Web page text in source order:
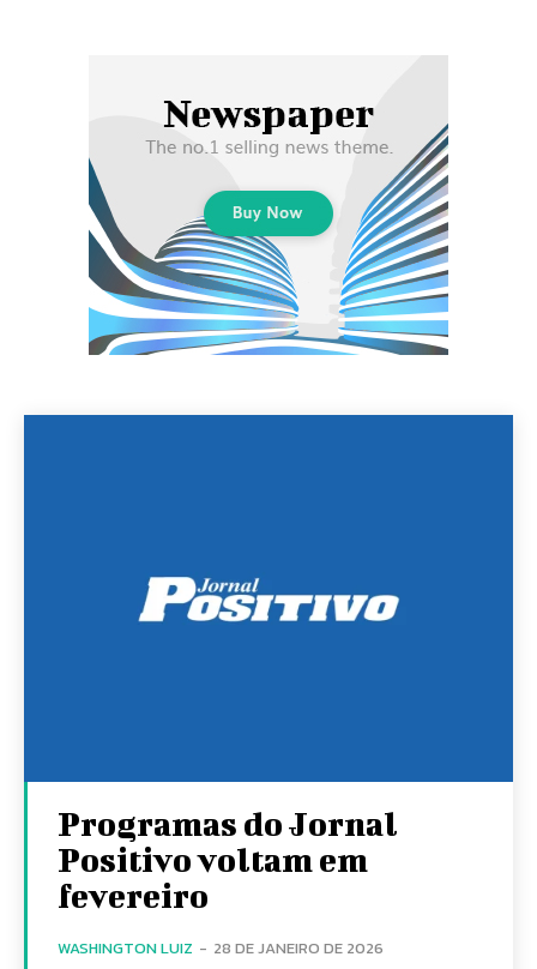
Programas do Jornal
Positivo voltam em
fevereiro
WASHINGTON LUIZ - 28 DE JANEIRO DE 2026